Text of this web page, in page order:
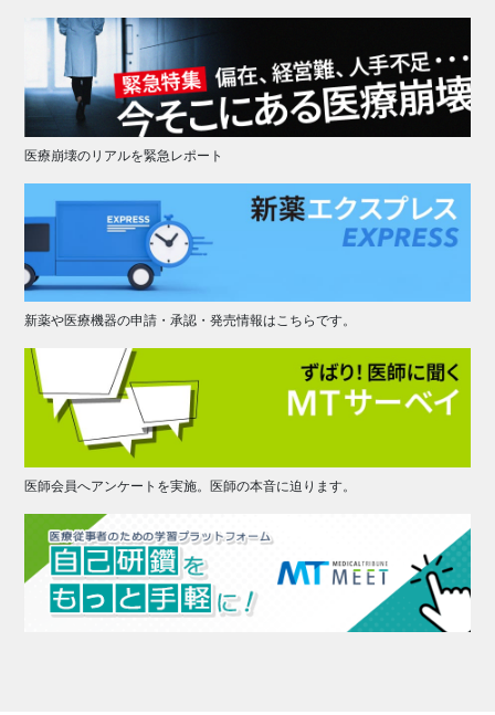
医療崩壊のリアルを緊急レポート
新薬や医療機器の申請・承認・発売情報はこちらです。
医師会員へアンケートを実施。医師の本音に迫ります。